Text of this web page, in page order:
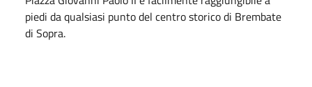
piedi da qualsiasi punto del centro storico di Brembate
di Sopra.